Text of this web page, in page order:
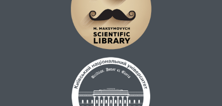
пріоритетами, ціннісними установками,
релігійними традиціями. На цей процес
впливають міжособистісні стосунки як
всередині однієї конфесії, так і між
впливає на взаємопорозуміння та
співпрацю з представниками світської
сфери, інституціями, зокрема, такими як
державна влада, інститутом сім'ї,